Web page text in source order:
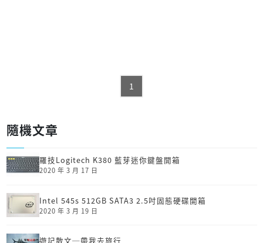
1
隨機文章
羅技Logitech K380 藍芽迷你鍵盤開箱
2020 年 3 月 17 日
Intel 545s 512GB SATA3 2.5吋固態硬碟開箱
2020 年 3 月 19 日
遊記散文─帶我去旅行